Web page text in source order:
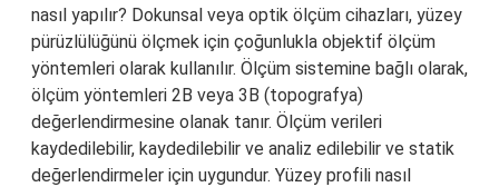
nasıl yapılır? Dokunsal veya optik ölçüm cihazları, yüzey
pürüzlülüğünü ölçmek için çoğunlukla objektif ölçüm
yöntemleri olarak kullanılır. Ölçüm sistemine bağlı olarak,
ölçüm yöntemleri 2B veya 3B (topografya)
değerlendirmesine olanak tanır. Ölçüm verileri
kaydedilebilir, kaydedilebilir ve analiz edilebilir ve statik
değerlendirmeler için uygundur. Yüzey profili nasıl